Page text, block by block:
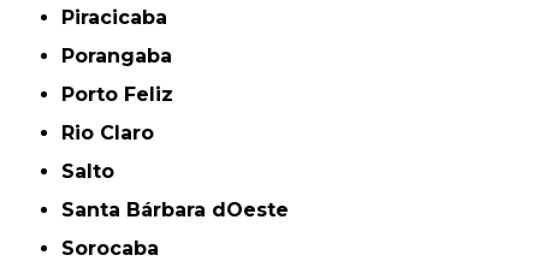
Piracicaba
Porangaba
Porto Feliz
Rio Claro
Salto
Santa Bárbara dOeste
Sorocaba